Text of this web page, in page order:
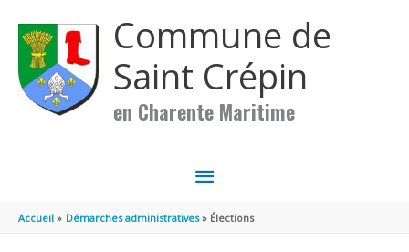
Commune de
Saint Crépin
en Charente Maritime
MENU
PRINCIPAL
Accueil Démarches administratives Élections